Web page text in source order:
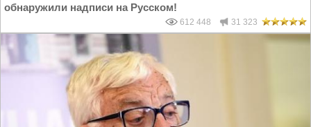
обнаружили надписи на Русском!
612 448 31 323